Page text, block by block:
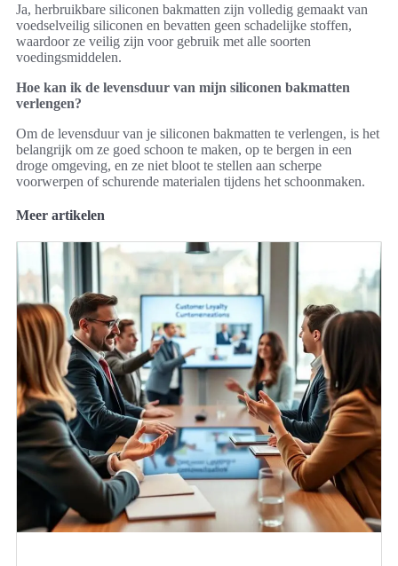
Ja, herbruikbare siliconen bakmatten zijn volledig gemaakt van
voedselveilig siliconen en bevatten geen schadelijke stoffen,
waardoor ze veilig zijn voor gebruik met alle soorten
voedingsmiddelen.
Hoe kan ik de levensduur van mijn siliconen bakmatten
verlengen?
Om de levensduur van je siliconen bakmatten te verlengen, is het
belangrijk om ze goed schoon te maken, op te bergen in een
droge omgeving, en ze niet bloot te stellen aan scherpe
voorwerpen of schurende materialen tijdens het schoonmaken.
Meer artikelen